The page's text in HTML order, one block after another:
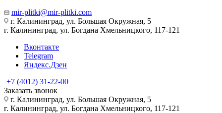
mir-plitki@mir-plitki.com
г. Калининград, ул. Большая Окружная, 5
г. Калининград, ул. Богдана Хмельницкого, 117-121
Вконтакте
Telegram
Яндекс.Дзен
+7 (4012) 31-22-00
Заказать звонок
г. Калининград, ул. Большая Окружная, 5
г. Калининград, ул. Богдана Хмельницкого, 117-121